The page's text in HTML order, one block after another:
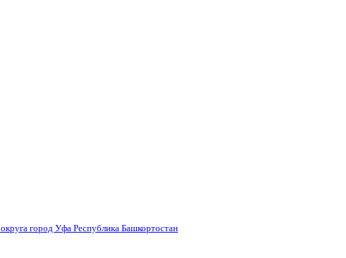
город Уфа Республика Башкортостан